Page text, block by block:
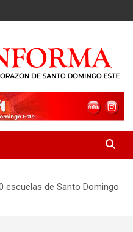
escuelas de Santo Domingo